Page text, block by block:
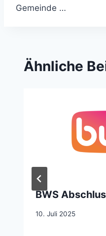
Gemeinde …
Ähnliche
BWS
10. Juli 2025